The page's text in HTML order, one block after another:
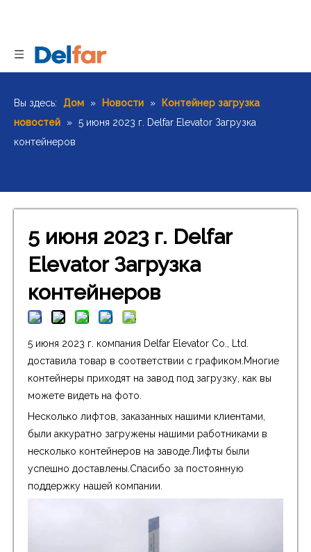
Вы здесь: Дом » Новости »
Контейнер загрузка
новостей
» 5 июня 2023 г. Delfar Elevator Загрузка
контейнеров
5 июня 2023 г. Delfar
Elevator Загрузка
контейнеров
5 июня 2023 г. компания Delfar Elevator Co., Ltd.
доставила товар в соответствии с графиком.Многие
контейнеры приходят на завод под загрузку, как вы
можете видеть на фото.
Несколько лифтов, заказанных нашими клиентами,
были аккуратно загружены нашими работниками в
несколько контейнеров на заводе.Лифты были
успешно доставлены.Спасибо за постоянную
поддержку нашей компании.